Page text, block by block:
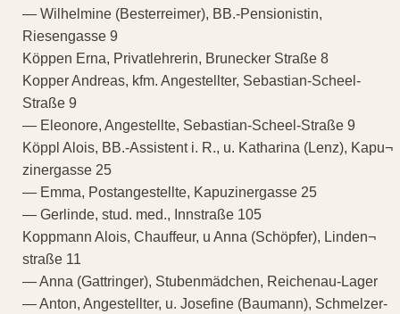
— Wilhelmine (Besterreimer), BB.-Pensionistin,
Riesengasse 9
Köppen Erna, Privatlehrerin, Brunecker Straße 8
Kopper Andreas, kfm. Angestellter, Sebastian-Scheel-
Straße 9
— Eleonore, Angestellte, Sebastian-Scheel-Straße 9
Köppl Alois, BB.-Assistent i. R., u. Katharina (Lenz), Kapu¬
zinergasse 25
— Emma, Postangestellte, Kapuzinergasse 25
— Gerlinde, stud. med., Innstraße 105
Koppmann Alois, Chauffeur, u Anna (Schöpfer), Linden¬
straße 11
— Anna (Gattringer), Stubenmädchen, Reichenau-Lager
— Anton, Angestellter, u. Josefine (Baumann), Schmelzer-